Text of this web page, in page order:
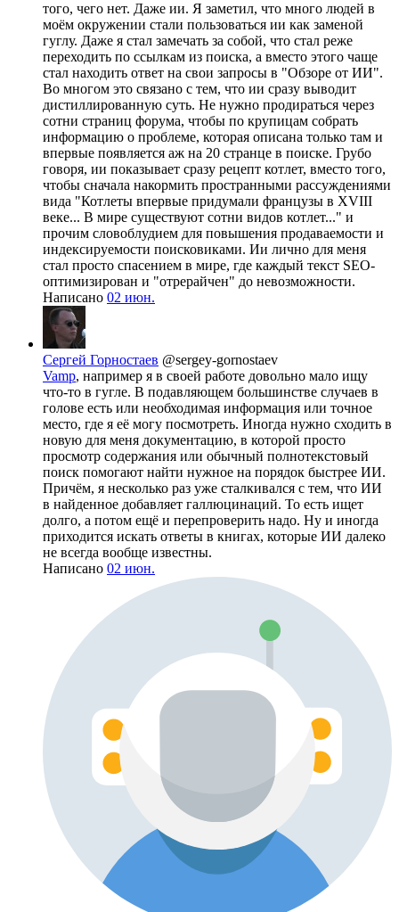
того, чего нет. Даже ии. Я заметил, что много людей в
моём окружении стали пользоваться ии как заменой
гуглу. Даже я стал замечать за собой, что стал реже
переходить по ссылкам из поиска, а вместо этого чаще
стал находить ответ на свои запросы в "Обзоре от ИИ".
Во многом это связано с тем, что ии сразу выводит
дистиллированную суть. Не нужно продираться через
сотни страниц форума, чтобы по крупицам собрать
информацию о проблеме, которая описана только там и
впервые появляется аж на 20 странце в поиске. Грубо
говоря, ии показывает сразу рецепт котлет, вместо того,
чтобы сначала накормить пространными рассуждениями
вида "Котлеты впервые придумали французы в XVIII
веке... В мире существуют сотни видов котлет..." и
прочим словоблудием для повышения продаваемости и
индексируемости поисковиками. Ии лично для меня
стал просто спасением в мире, где каждый текст SEO-
оптимизирован и "отрерайчен" до невозможности.
Написано 02 июн.
Сергей Горностаев @sergey-gornostaev
Vamp, например я в своей работе довольно мало ищу
что-то в гугле. В подавляющем большинстве случаев в
голове есть или необходимая информация или точное
место, где я её могу посмотреть. Иногда нужно сходить в
новую для меня документацию, в которой просто
просмотр содержания или обычный полнотекстовый
поиск помогают найти нужное на порядок быстрее ИИ.
Причём, я несколько раз уже сталкивался с тем, что ИИ
в найденное добавляет галлюцинаций. То есть ищет
долго, а потом ещё и перепроверить надо. Ну и иногда
приходится искать ответы в книгах, которые ИИ далеко
не всегда вообще известны.
Написано 02 июн.